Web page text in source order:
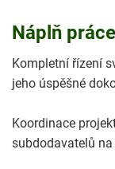
Náplň práce
Kompletní řízení
jeho úspěšné
Koordinace
subdodavatelů na